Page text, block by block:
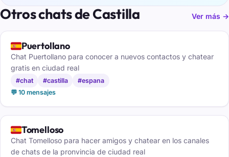
Otros chats de Castilla Ver más →
🇪🇸Puertollano
Chat Puertollano para conocer a nuevos contactos y chatear
gratis en ciudad real
#chat #castilla
#espana
💬 10 mensajes
🇪🇸Tomelloso
Chat Tomelloso para hacer amigos y chatear en los canales
de chats de la pronvincia de ciudad real